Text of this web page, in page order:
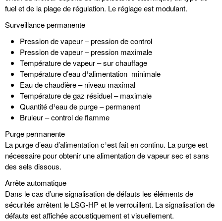
fuel et de la plage de régulation. Le réglage est modulant.
Surveillance permanente
Pression de vapeur – pression de control
Pression de vapeur – pression maximale
Température de vapeur – sur chauffage
Température d’eau d¹alimentation ­ minimale
Eau de chaudière – niveau maximal
Température de gaz résiduel – maximale
Quantité d¹eau de purge – permanent
Bruleur – control de flamme
Purge permanente
La purge d’eau d’alimentation c¹est fait en continu. La purge est
nécessaire pour obtenir une alimentation de vapeur sec et sans
des sels dissous.
Arrête automatique
Dans le cas d’une signalisation de défauts les éléments de
sécurités arrêtent le LSG-HP et le verrouillent. La signalisation de
défauts est affichée acoustiquement et visuellement.